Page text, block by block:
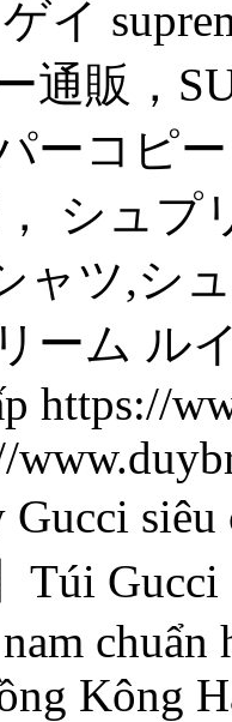
イ
通販，
ーコピ
シュプ
ャツ,シ
ーム ル
https://
Gucci
Túi Gucci
chuẩn
Kông